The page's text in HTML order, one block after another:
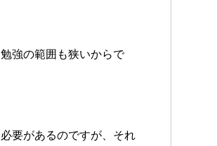
強の範囲も狭いからで
要があるのですが、それ